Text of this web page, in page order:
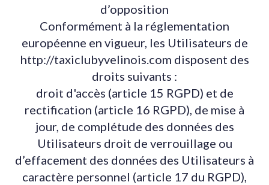
d’opposition
Conformément à la réglementation
européenne en vigueur, les Utilisateurs de
http://taxiclubyvelinois.com disposent des
droits suivants :
droit d'accès (article 15 RGPD) et de
rectification (article 16 RGPD), de mise à
jour, de complétude des données des
Utilisateurs droit de verrouillage ou
d’effacement des données des Utilisateurs à
caractère personnel (article 17 du RGPD),